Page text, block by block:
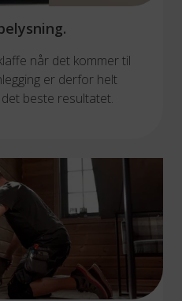
når det kommer til
er derfor helt
beste resultatet.